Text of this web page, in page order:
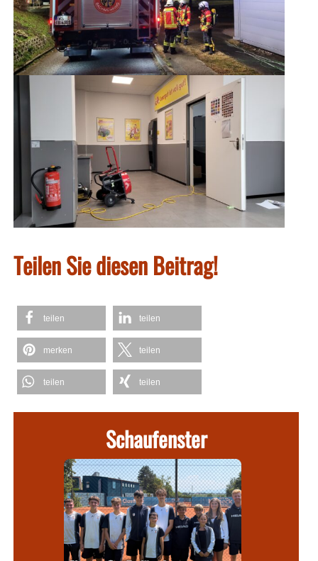
Teilen Sie diesen Beitrag!
teilen teilen
merken teilen
teilen teilen
Schaufenster